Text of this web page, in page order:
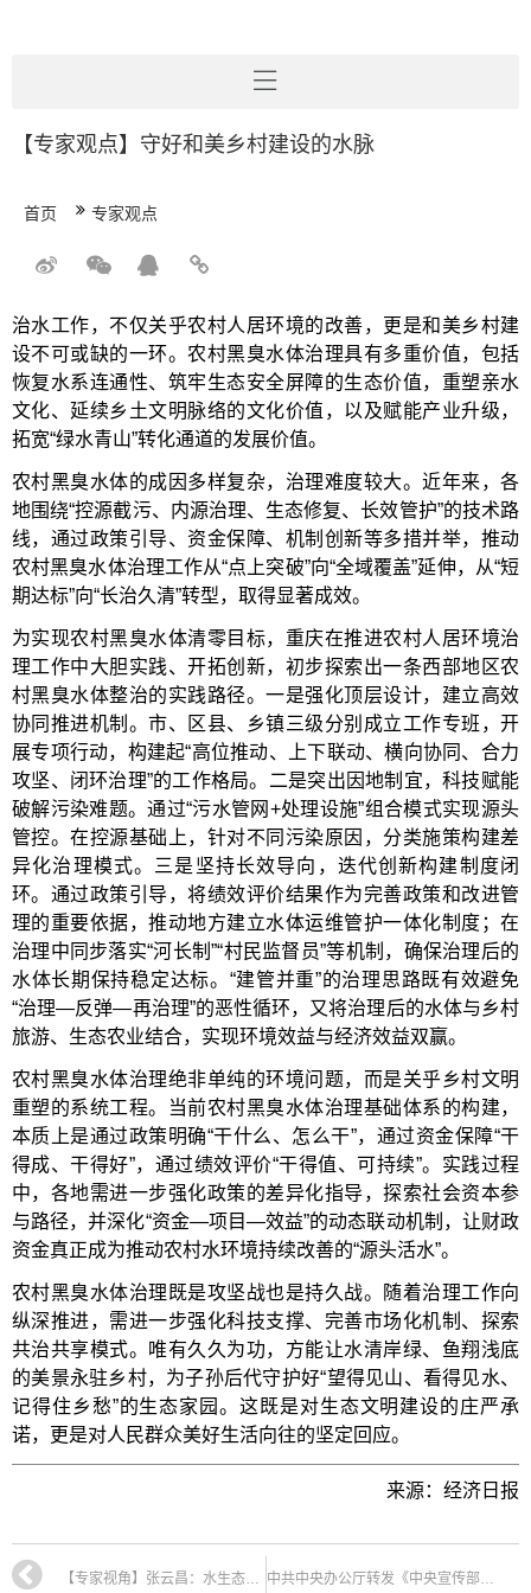
【专家观点】守好和美乡村建设的水脉
首页 专家观点
治水工作，不仅关乎农村人居环境的改善，更是和美乡村建
设不可或缺的一环。农村黑臭水体治理具有多重价值，包括
恢复水系连通性、筑牢生态安全屏障的生态价值，重塑亲水
文化、延续乡土文明脉络的文化价值，以及赋能产业升级，
拓宽“绿水青山”转化通道的发展价值。
农村黑臭水体的成因多样复杂，治理难度较大。近年来，各
地围绕“控源截污、内源治理、生态修复、长效管护”的技术路
线，通过政策引导、资金保障、机制创新等多措并举，推动
农村黑臭水体治理工作从“点上突破”向“全域覆盖”延伸，从“短
期达标”向“长治久清”转型，取得显著成效。
为实现农村黑臭水体清零目标，重庆在推进农村人居环境治
理工作中大胆实践、开拓创新，初步探索出一条西部地区农
村黑臭水体整治的实践路径。一是强化顶层设计，建立高效
协同推进机制。市、区县、乡镇三级分别成立工作专班，开
展专项行动，构建起“高位推动、上下联动、横向协同、合力
攻坚、闭环治理”的工作格局。二是突出因地制宜，科技赋能
破解污染难题。通过“污水管网+处理设施”组合模式实现源头
管控。在控源基础上，针对不同污染原因，分类施策构建差
异化治理模式。三是坚持长效导向，迭代创新构建制度闭
环。通过政策引导，将绩效评价结果作为完善政策和改进管
理的重要依据，推动地方建立水体运维管护一体化制度；在
治理中同步落实“河长制”“村民监督员”等机制，确保治理后的
水体长期保持稳定达标。“建管并重”的治理思路既有效避免
“治理—反弹—再治理”的恶性循环，又将治理后的水体与乡村
旅游、生态农业结合，实现环境效益与经济效益双赢。
农村黑臭水体治理绝非单纯的环境问题，而是关乎乡村文明
重塑的系统工程。当前农村黑臭水体治理基础体系的构建，
本质上是通过政策明确“干什么、怎么干”，通过资金保障“干
得成、干得好”，通过绩效评价“干得值、可持续”。实践过程
中，各地需进一步强化政策的差异化指导，探索社会资本参
与路径，并深化“资金—项目—效益”的动态联动机制，让财政
资金真正成为推动农村水环境持续改善的“源头活水”。
农村黑臭水体治理既是攻坚战也是持久战。随着治理工作向
纵深推进，需进一步强化科技支撑、完善市场化机制、探索
共治共享模式。唯有久久为功，方能让水清岸绿、鱼翔浅底
的美景永驻乡村，为子孙后代守护好“望得见山、看得见水、
记得住乡愁”的生态家园。这既是对生态文明建设的庄严承
诺，更是对人民群众美好生活向往的坚定回应。
来源：经济日报